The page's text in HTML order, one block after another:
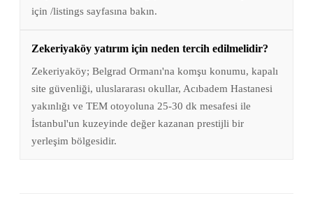
için /listings sayfasına bakın.
Zekeriyaköy yatırım için neden tercih edilmelidir?
Zekeriyaköy; Belgrad Ormanı'na komşu konumu, kapalı
site güvenliği, uluslararası okullar, Acıbadem Hastanesi
yakınlığı ve TEM otoyoluna 25-30 dk mesafesi ile
İstanbul'un kuzeyinde değer kazanan prestijli bir
yerleşim bölgesidir.